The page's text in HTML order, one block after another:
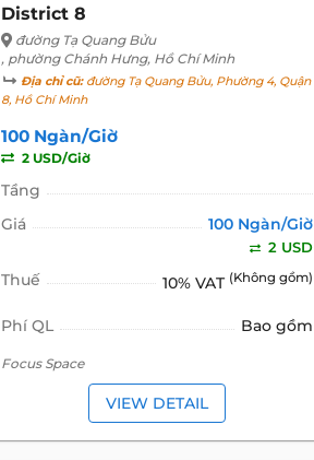
District 8
đường Tạ Quang Bửu
, phường Chánh Hưng, Hồ Chí Minh
Địa chỉ cũ:đường Tạ Quang Bửu, Phường 4, Quận
8, Hồ Chí Minh
100 Ngàn/Giờ
2 USD/Giờ
Tầng
Giá
100 Ngàn/Giờ
2 USD
Thuế 10% VAT (Không gồm)
Phí QL Bao gồm
Focus ​Space
VIEW DETAIL